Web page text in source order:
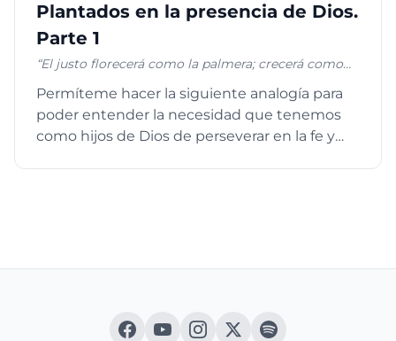
Plantados en la presencia de Dios.
Parte 1
“El justo florecerá como la palmera; crecerá como
en los atrios de nuestro Dios florecerán”. Salmos
92:12-13
Permíteme hacer la siguiente analogía para
poder entender la necesidad que tenemos
como hijos de Dios de perseverar en la fe y